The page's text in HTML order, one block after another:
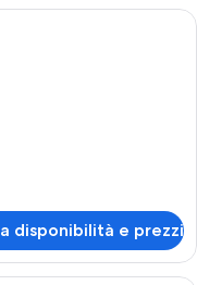
compatta con un letto a
disponibilità e prezzi